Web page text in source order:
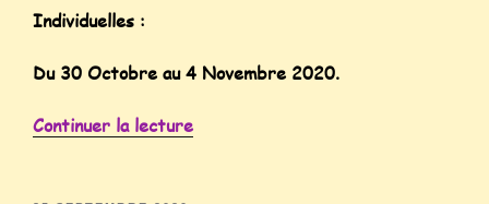
Individuelles :
Du 30 Octobre au 4 Novembre 2020.
Continuer la lecture